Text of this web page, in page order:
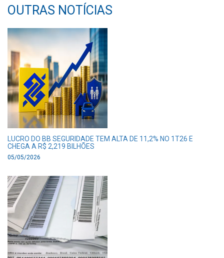
OUTRAS NOTÍCIAS
LUCRO DO BB SEGURIDADE TEM ALTA DE 11,2% NO 1T26 E
CHEGA A R$ 2,219 BILHÕES
05/05/2026